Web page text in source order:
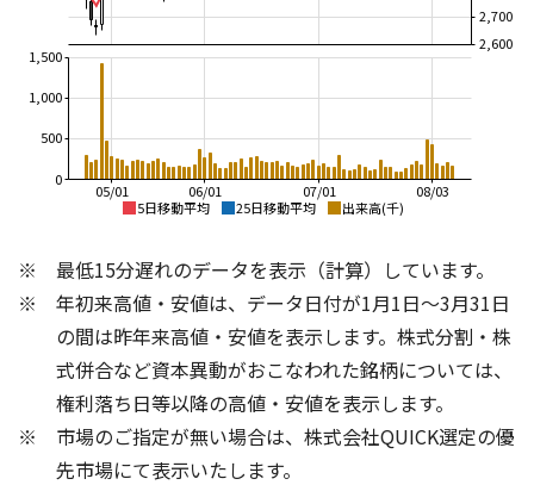
5日移動平均 25日移動平均 出来高(千)
08/03
07/01
06/01
05/01
2,600
2,700
0
500
1,000
1,500
1,000
2,000
2,500
3,000
3,500
1,500
0
1,500
2,000
2,500
3,000
3,500
800
最低15分遅れのデータを表示（計算）しています。
年初来高値・安値は、データ日付が1月1日～3月31日
の間は昨年来高値・安値を表示します。株式分割・株
式併合など資本異動がおこなわれた銘柄については、
権利落ち日等以降の高値・安値を表示します。
市場のご指定が無い場合は、株式会社QUICK選定の優
先市場にて表示いたします。